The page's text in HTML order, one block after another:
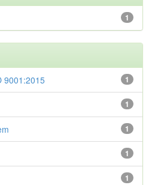
1
1
9001:2015
1
1
1
1